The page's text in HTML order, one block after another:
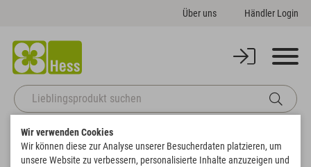
Über uns Händler Login
Startseite Naturdeko
Zurück zur Artikelübersicht
Wir verwenden Cookies
Wir können diese zur Analyse unserer Besucherdaten platzieren, um
unsere Website zu verbessern, personalisierte Inhalte anzuzeigen und